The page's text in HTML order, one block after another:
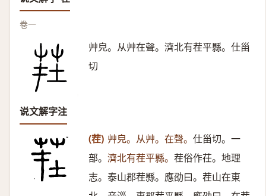
卷一
艸皃。从艸在聲。濟北有茬平縣。仕甾
切
说文解字注
(茬) 艸皃。从艸。在聲。 仕甾切。一
部。 濟北有茬平縣。 茬俗作茌。地理
志。泰山郡茬縣。應劭曰。茬山在東